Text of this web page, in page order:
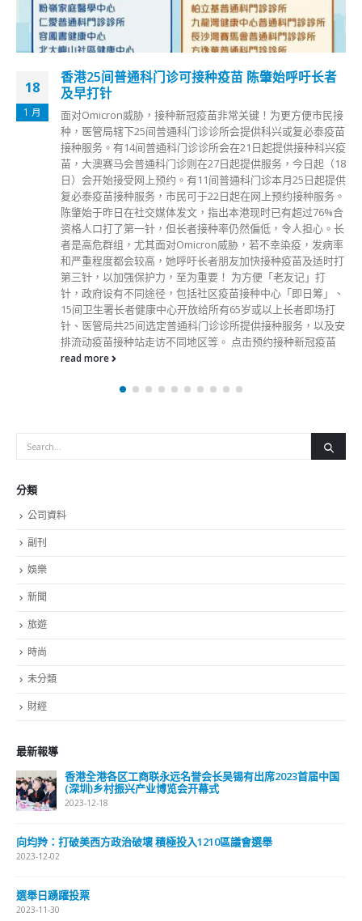
18
1 月
香港25间普通科门诊可接种疫苗 陈肇始呼吁长者
及早打针
面对Omicron威胁，接种新冠疫苗非常关键！为更方便市民接
种，医管局辖下25间普通科门诊诊所会提供科兴或复必泰疫苗
接种服务。有14间普通科门诊诊所会在21日起提供接种科兴疫
苗，大澳赛马会普通科门诊则在27日起提供服务，今日起（18
日）会开始接受网上预约。有11间普通科门诊本月25日起提供
复必泰疫苗接种服务，市民可于22日起在网上预约接种服务。
陈肇始于昨日在社交媒体发文，指出本港现时已有超过76%合
资格人口打了第一针，但长者接种率仍然偏低，令人担心。长
者是高危群组，尤其面对Omicron威胁，若不幸染疫，发病率
和严重程度都会较高，她呼吁长者朋友加快接种疫苗及适时打
第三针，以加强保护力，至为重要！ 为方便「老友记」打
针，政府设有不同途径，包括社区疫苗接种中心「即日筹」、
15间卫生署长者健康中心开放给所有65岁或以上长者即场打
针、医管局共25间选定普通科门诊诊所提供接种服务，以及安
排流动疫苗接种站走访不同地区等。 点击预约接种新冠疫苗
read more
分類
公司資料
副刊
娛樂
新聞
旅遊
時尚
未分類
財經
最新報導
香港全港各区工商联永远名誉会长吴锡有出席2023首届中国
(深圳)乡村振兴产业博览会开幕式
2023-12-18
向均羚：打破美西方政治破壞 積極投入1210區議會選舉
2023-12-02
選舉日踴躍投票
2023-11-30